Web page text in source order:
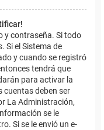
y contraseña. Si todo
Si el Sistema de
y cuando se registró
tendrá que
para activar la
cuentas deben ser
La Administración,
se le
Si se le envió un e-